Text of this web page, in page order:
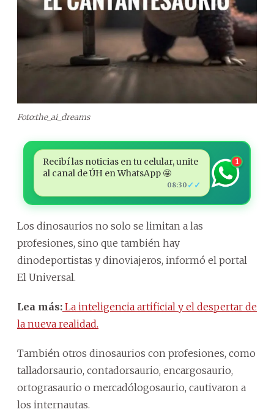
Foto:the_ai_dreams
Recibí las noticias en tu celular, unite
al canal de ÚH en WhatsApp 🤩
08:30 ✓✓
1
Los dinosaurios no solo se limitan a las
profesiones, sino que también hay
dinodeportistas y dinoviajeros, informó el portal
El Universal.
Lea más: La inteligencia artificial y el despertar de
la nueva realidad.
También otros dinosaurios con profesiones, como
talladorsaurio, contadorsaurio, encargosaurio,
ortograsaurio o mercadólogosaurio, cautivaron a
los internautas.